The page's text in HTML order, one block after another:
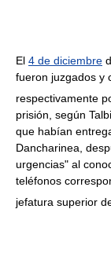
El 4 de diciembre
fueron juzgados y
respectivamente
prisión, según
que habían
Dancharinea,
urgencias" al
teléfonos
jefatura superior